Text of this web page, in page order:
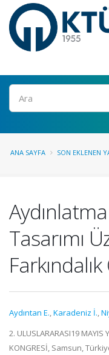
Ara
ANA SAYFA SON EKLENEN
Tasarımı
Farkındalık
Aydıntan E.,Karadeniz İ.,
2. ULUSLARARASI19 MAYIS
KONGRESİ, Samsun,